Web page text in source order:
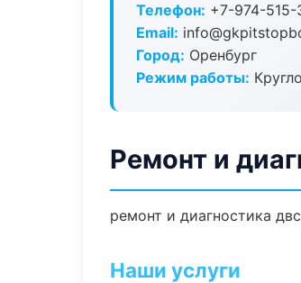
Телефон: +7-974-
Email:
Город: Оренбург
Режим работы:
Ремонт и
ремонт и диагностика
Наши услуги